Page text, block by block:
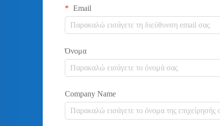
Email
Όνομα
Company Name